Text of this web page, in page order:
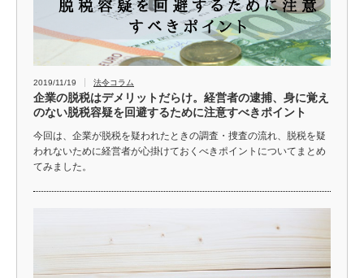
2019/11/19 法令コラム
企業の脱税はデメリットだらけ。経営者の逮捕、身に覚え
のない脱税容疑を回避するために注意すべきポイント
今回は、企業が脱税を疑われたときの調査・捜査の流れ、脱税を疑
われないために経営者が心掛けておくべきポイントについてまとめ
てみました。